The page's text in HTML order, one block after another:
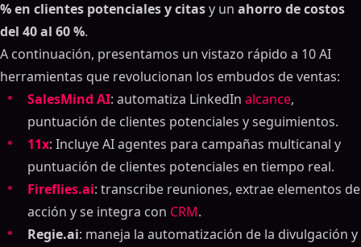
% en clientes potenciales y citasy un ahorro de costos
del 40 al 60 %.
A continuación, presentamos un vistazo rápido a 10 AI
herramientas que revolucionan los embudos de ventas:
SalesMind AI: automatiza LinkedIn alcance,
puntuación de clientes potenciales y seguimientos.
11x: Incluye AI agentes para campañas multicanal y
puntuación de clientes potenciales en tiempo real.
Fireflies.ai: transcribe reuniones, extrae elementos de
acción y se integra con CRM.
Regie.ai: maneja la automatización de la divulgación y